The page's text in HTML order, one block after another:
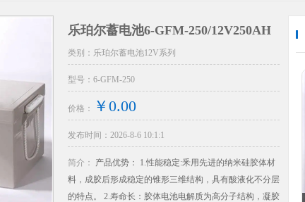
乐珀尔蓄电池6-GFM-250/12V250AH
类别：乐珀尔蓄电池12V系列
型号：6-GFM-250
价格： ￥0.00
发布时间：2026-8-6 10:1:1
简介：
产品优势： 1.性能稳定:釆用先进的纳米硅胶体材
料，成胶后形成稳定的锥形三维结构，具有酸液化不分层
的特点。 2.寿命长：胶体电池电解质为高分子结构，凝胶